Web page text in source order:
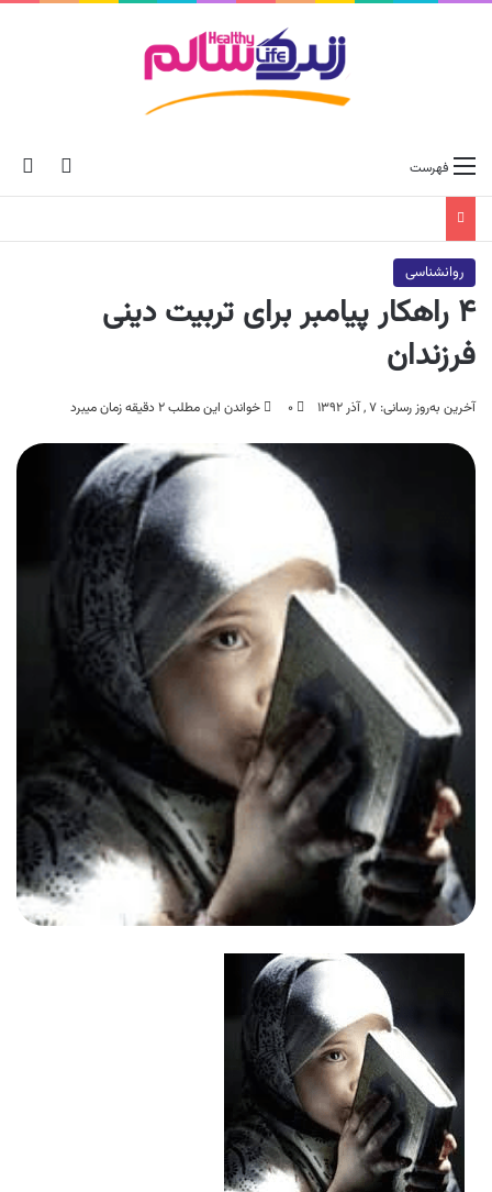
skin فهرست
روانشناسی
۴ راهکار پیامبر برای تربیت دینی
فرزندان
آخرین به‌روز رسانی: ۷ , آذر ۱۳۹۲ ۰ خواندن این مطلب ۲ دقیقه زمان میبرد